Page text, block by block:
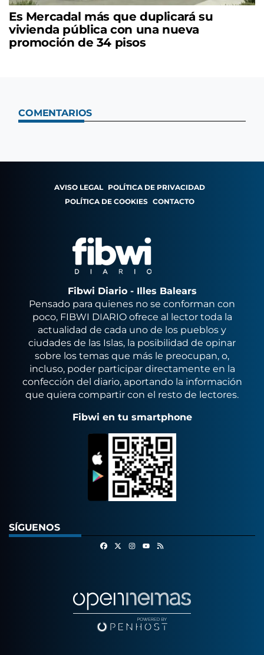
Es Mercadal más que duplicará su
vivienda pública con una nueva
promoción de 34 pisos
COMENTARIOS
AVISO LEGAL POLÍTICA DE PRIVACIDAD
POLÍTICA DE COOKIES CONTACTO
Fibwi Diario - Illes Balears
Pensado para quienes no se conforman con
poco, FIBWI DIARIO ofrece al lector toda la
actualidad de cada uno de los pueblos y
ciudades de las Islas, la posibilidad de opinar
sobre los temas que más le preocupan, o,
incluso, poder participar directamente en la
confección del diario, aportando la información
que quiera compartir con el resto de lectores.
Fibwi en tu smartphone
SÍGUENOS
FacebookInstagram